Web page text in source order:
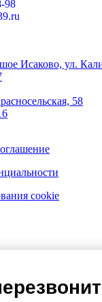
98
Исаково, ул.
58
cookie